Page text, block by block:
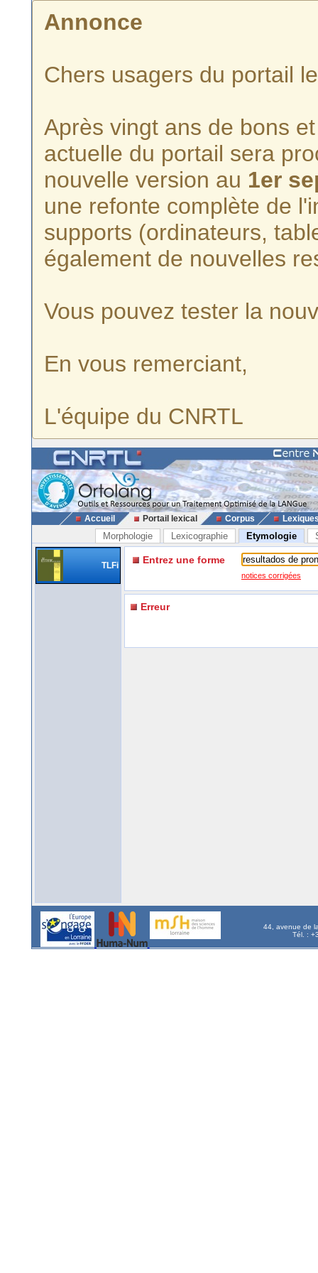
Annonce
Chers usagers du portail
Après vingt ans de bons
actuelle du portail sera
nouvelle version au 1er
une refonte complète de
supports (ordinateurs,
également de nouvelles
Vous pouvez tester la
En vous remerciant,
L'équipe du CNRTL
Accueil Portail lexical Corpus
Morphologie Lexicographie Etymologie
TLFi Entrez une forme
notices corrigées
Erreur
44, avenue de
Tél. :